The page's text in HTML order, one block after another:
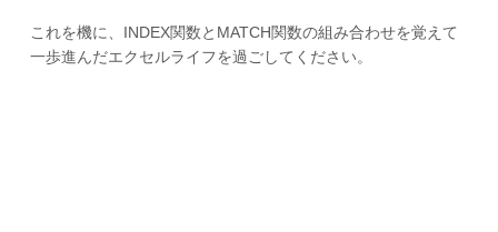
これを機に、INDEX関数とMATCH関数の組み合わせを覚えて
一歩進んだエクセルライフを過ごしてください。